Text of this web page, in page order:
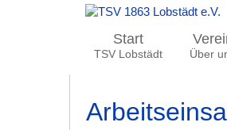
Start
TSV Lobstädt Über